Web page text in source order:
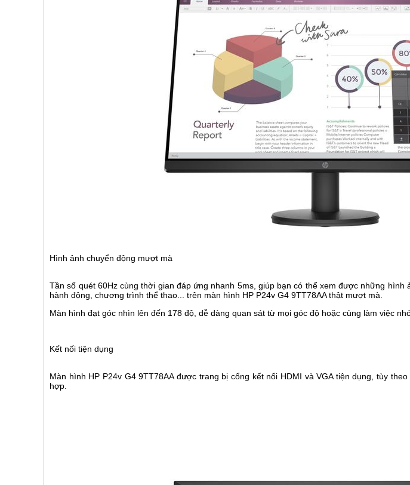
Hình ảnh chuyển động mượt mà
Tần số quét 60Hz cùng thời gian đáp ứng nhanh 5ms, giúp bạn có thể xem được những hình
hành động, chương trình thể thao... trên màn hình HP P24v G4 9TT78AA thật mượt mà.
Màn hình đạt góc nhìn lên đến 178 độ, dễ dàng quan sát từ mọi góc độ hoặc cùng làm việc
Kết nối tiện dụng
Màn hình HP P24v G4 9TT78AA được trang bị cổng kết nối HDMI và VGA tiện dụng, tùy
hợp.